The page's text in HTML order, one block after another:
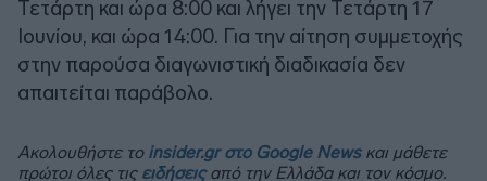
Τετάρτη και ώρα 8:00 και λήγει την Τετάρτη 17
Ιουνίου, και ώρα 14:00. Για την αίτηση συμμετοχής
στην παρούσα διαγωνιστική διαδικασία δεν
απαιτείται παράβολο.
Ακολουθήστε το insider.gr στο Google Newsκαι μάθετε
πρώτοι όλες τις ειδήσειςαπό την Ελλάδα και τον κόσμο.